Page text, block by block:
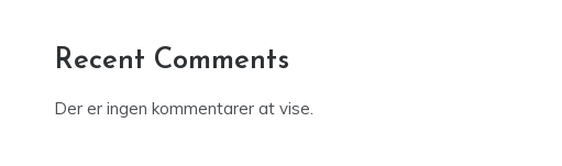
Recent Comments
Der er ingen kommentarer at vise.